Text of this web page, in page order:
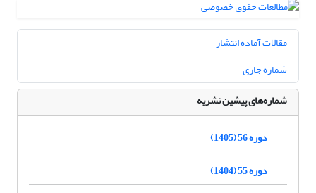
مقالات آماده انتشار
شماره جاری
شماره‌های پیشین نشریه
دوره 56 (1405)
دوره 55 (1404)